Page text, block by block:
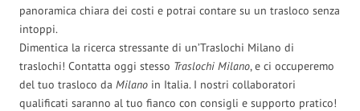
panoramica chiara dei costi e potrai contare su un trasloco senza
intoppi.
Dimentica la ricerca stressante di un’Traslochi Milano di
traslochi! Contatta oggi stesso Traslochi Milano, e ci occuperemo
del tuo trasloco da Milano in Italia. I nostri collaboratori
qualificati saranno al tuo fianco con consigli e supporto pratico!